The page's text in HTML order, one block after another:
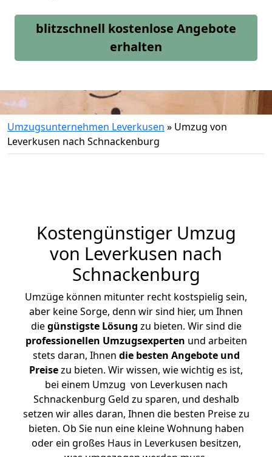
blitzschnell kostenlose Angebote
erhalten
Umzugsunternehmen Leverkusen » Umzug von
Leverkusen nach Schnackenburg
Kostengünstiger Umzug
von Leverkusen nach
Schnackenburg
Umzüge können mitunter recht kostspielig sein,
aber keine Sorge, denn wir sind hier, um Ihnen
diegünstigste Lösung zu bieten. Wir sind die
professionellen Umzugsexperten und arbeiten
stets daran, Ihnen die besten Angebote und
Preisezu bieten. Wir wissen, wie wichtig es ist,
bei einem Umzug von Leverkusen nach
Schnackenburg Geld zu sparen, und deshalb
setzen wir alles daran, Ihnen die besten Preise zu
bieten. Ob Sie nun eine kleine Wohnung haben
oder ein großes Haus in Leverkusen besitzen,